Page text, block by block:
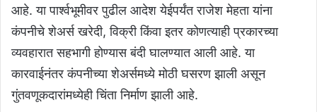
आहे. या पार्श्वभूमीवर पुढील आदेश येईपर्यंत राजेश मेहता यांना
कंपनीचे शेअर्स खरेदी, विक्री किंवा इतर कोणत्याही प्रकारच्या
व्यवहारात सहभागी होण्यास बंदी घालण्यात आली आहे. या
कारवाईनंतर कंपनीच्या शेअर्समध्ये मोठी घसरण झाली असून
गुंतवणूकदारांमध्येही चिंता निर्माण झाली आहे.